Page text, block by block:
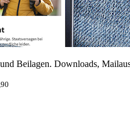
Beilagen. Downloads,